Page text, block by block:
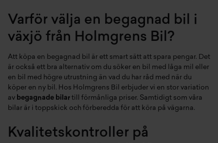
Varför välja en begagnad bil i
växjö från Holmgrens Bil?
Att köpa en begagnad bil är ett smart sätt att spara pengar. Det
är också ett bra alternativ om du söker en bil med låga mil eller
en bil med högre utrustning än vad du har råd med när du
köper en ny bil. Hos Holmgrens Bil erbjuder vi en stor variation
av begagnade bilar till förmånliga priser. Samtidigt som våra
bilar är i toppskick och förberedda för att köra på vägarna.
Kvalitetskontroller på